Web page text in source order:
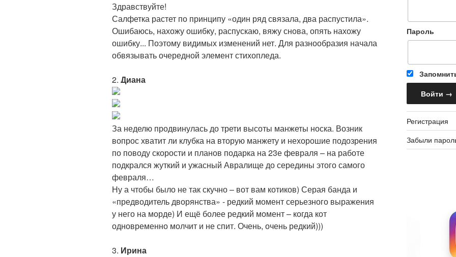
Здравствуйте!
Салфетка растет по принципу «один ряд связала, два распустила».
Ошибаюсь, нахожу ошибку, распускаю, вяжу снова, опять нахожу
ошибку... Поэтому видимых изменений нет. Для разнообразия начала
обвязывать очередной элемент стихопледа.
2. Диана
За неделю продвинулась до трети высоты манжеты носка. Возник
вопрос хватит ли клубка на вторую манжету и нехорошие подозрения
по поводу скорости и планов подарка на 23е февраля – на работе
подкрался жуткий и ужасный Авралище до середины этого самого
февраля…
Ну а чтобы было не так скучно – вот вам котиков) Серая банда и
«предводитель дворянства» - редкий момент серьезного выражения
у него на морде) И ещё более редкий момент – когда кот
одновременно молчит и не спит. Очень, очень редкий)))
3. Ирина
Пароль
Регистрация
Забыли